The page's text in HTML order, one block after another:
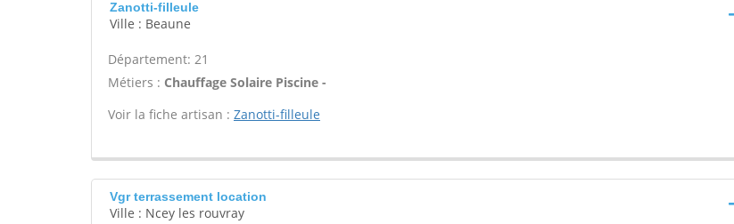
Zanotti-filleule
Ville : Beaune
Département: 21
Métiers : Chauffage Solaire Piscine -
Voir la fiche artisan : Zanotti-filleule
Vgr terrassement location
Ville : Ncey les rouvray